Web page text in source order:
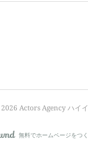
2026 Actors Agency ハイ
AmebaOwnd
無料でホームページをつ